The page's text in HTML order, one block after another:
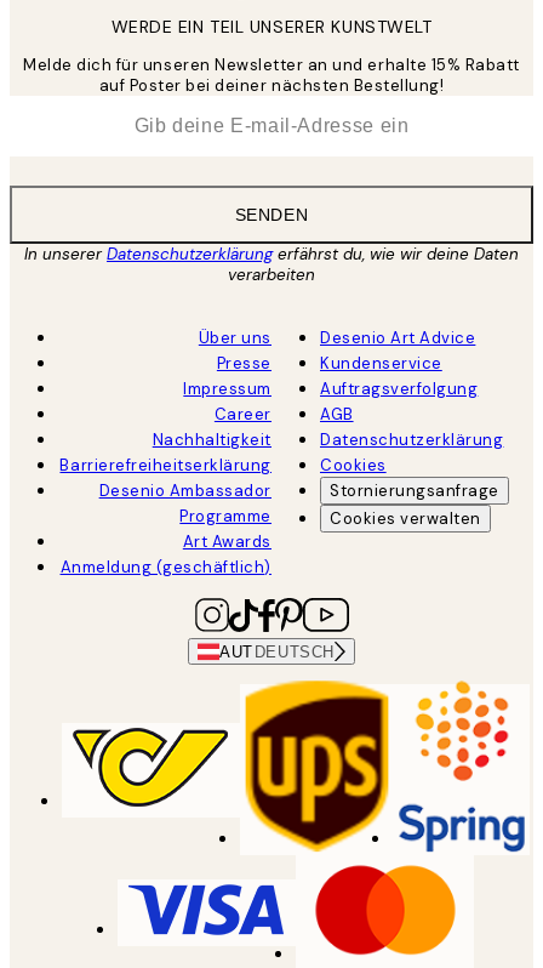
WERDE EIN TEIL UNSERER KUNSTWELT
Melde dich für unseren Newsletter an und erhalte 15% Rabatt
auf Poster bei deiner nächsten Bestellung!
SENDEN
In unsererDatenschutzerklärungerfährst du, wie wir deine Daten
verarbeiten
Über uns
Presse
Impressum
Career
Nachhaltigkeit
Barrierefreiheitserklärung
Desenio Ambassador
Programme
Art Awards
Anmeldung (geschäftlich)
Desenio Art Advice
Kundenservice
Auftragsverfolgung
AGB
Datenschutzerklärung
Cookies
Stornierungsanfrage
Cookies verwalten
AUT DEUTSCH